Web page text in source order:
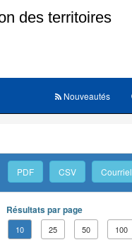
Nouveautés
PDF CSV Courriel
Résultats par page
10 25 50 100